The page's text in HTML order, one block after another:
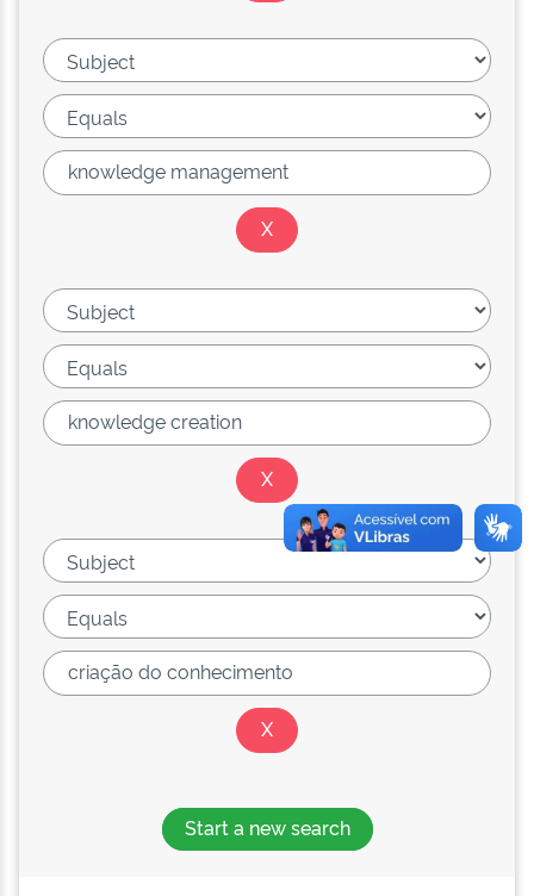
Start a new search